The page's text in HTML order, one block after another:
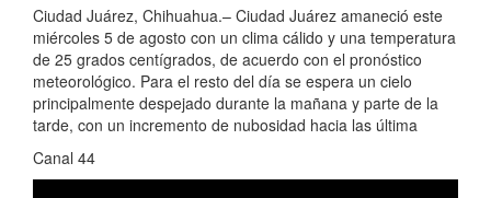
Ciudad Juárez, Chihuahua.– Ciudad Juárez amaneció este
miércoles 5 de agosto con un clima cálido y una temperatura
de 25 grados centígrados, de acuerdo con el pronóstico
meteorológico. Para el resto del día se espera un cielo
principalmente despejado durante la mañana y parte de la
tarde, con un incremento de nubosidad hacia las última
Canal 44